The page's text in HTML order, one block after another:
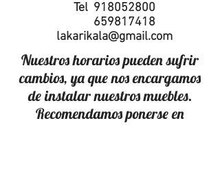
Tel 918052800
659817418
lakarikala@gmail.com
Nuestros horarios pueden sufrir
cambios, ya que nos encargamos
de instalar nuestros muebles.
Recomendamos ponerse en